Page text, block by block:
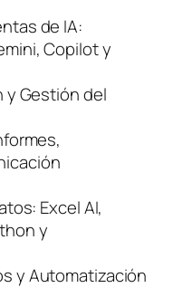
de IA:
Copilot y
y Gestión del
Excel AI,
y
y Automatización